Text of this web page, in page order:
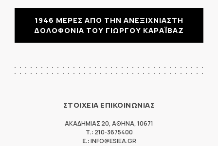
1946 ΜΕΡΕΣ ΑΠΟ ΤΗΝ ΑΝΕΞΙΧΝΙΑΣΤΗ
ΔΟΛΟΦΟΝΙΑ ΤΟΥ ΓΙΩΡΓΟΥ ΚΑΡΑΪΒΑΖ
ΣΤΟΙΧΕΙΑ ΕΠΙΚΟΙΝΩΝΙΑΣ
ΑΚΑΔΗΜΙΑΣ 20, ΑΘΗΝΑ, 10671
T.: 210-3675400
E.:INFO@ESIEA.GR